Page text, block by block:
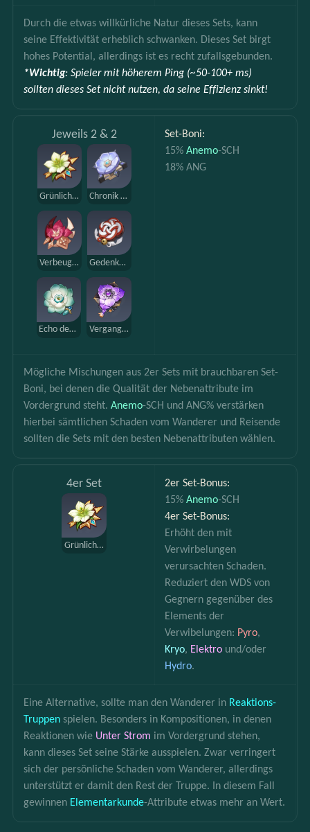
Durch die etwas willkürliche Natur dieses Sets, kann
seine Effektivität erheblich schwanken. Dieses Set birgt
hohes Potential, allerdings ist es recht zufallsgebunden.
*Wichtig: Spieler mit höherem Ping (~50-100+ ms)
sollten dieses Set nicht nutzen, da seine Effizienz sinkt!
Jeweils 2 & 2
Grünlicher Schatten Chronik des Wüstenpavillons
Verbeugung des Gladiators Gedenken an Shimenawa
Echo des Opferfests Vergangenheit des Zinnobers
Set-Boni:
15% Anemo-SCH
18% ANG
Mögliche Mischungen aus 2er Sets mit brauchbaren Set-
Boni, bei denen die Qualität der Nebenattribute im
Vordergrund steht. Anemo-SCH und ANG% verstärken
hierbei sämtlichen Schaden vom Wanderer und Reisende
sollten die Sets mit den besten Nebenattributen wählen.
4er Set
Grünlicher Schatten
2er Set-Bonus:
15% Anemo-SCH
4er Set-Bonus:
Erhöht den mit
Verwirbelungen
verursachten Schaden.
Reduziert den WDS von
Gegnern gegenüber des
Elements der
Verwibelungen: Pyro,
Kryo, Elektro und/oder
Hydro.
Eine Alternative, sollte man den Wanderer in Reaktions-
Truppen spielen. Besonders in Kompositionen, in denen
Reaktionen wie Unter Strom im Vordergrund stehen,
kann dieses Set seine Stärke ausspielen. Zwar verringert
sich der persönliche Schaden vom Wanderer, allerdings
unterstützt er damit den Rest der Truppe. In diesem Fall
gewinnen Elementarkunde-Attribute etwas mehr an Wert.